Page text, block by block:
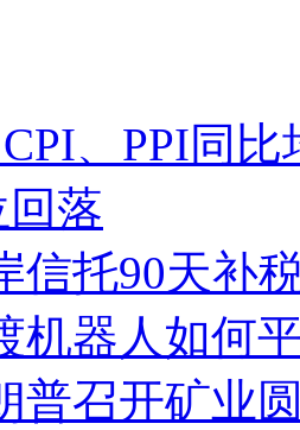
、PPI同
落
信托90天补
机器人如何
普召开矿业